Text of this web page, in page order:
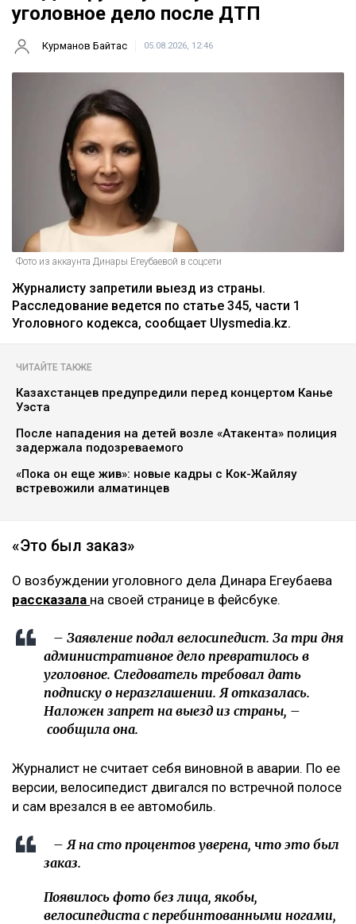
уголовное дело после ДТП
Курманов Байтас 05.08.2026, 12:46
Фото из аккаунта Динары Егеубаевой в соцсети
Журналисту запретили выезд из страны.
Расследование ведется по статье 345, части 1
Уголовного кодекса, сообщает Ulysmedia.kz.
ЧИТАЙТЕ ТАКЖЕ
Казахстанцев предупредили перед концертом Канье
Уэста
После нападения на детей возле «Атакента» полиция
задержала подозреваемого
«Пока он еще жив»: новые кадры с Кок-Жайляу
встревожили алматинцев
«Это был заказ»
О возбуждении уголовного дела Динара Егеубаева
рассказала на своей странице в фейсбуке.
– Заявление подал велосипедист. За три дня
административное дело превратилось в
уголовное. Следователь требовал дать
подписку о неразглашении. Я отказалась.
Наложен запрет на выезд из страны, –
сообщила она.
Журналист не считает себя виновной в аварии. По ее
версии, велосипедист двигался по встречной полосе
и сам врезался в ее автомобиль.
– Я на сто процентов уверена, что это был
заказ.
Появилось фото без лица, якобы,
велосипедиста с перебинтованными ногами,